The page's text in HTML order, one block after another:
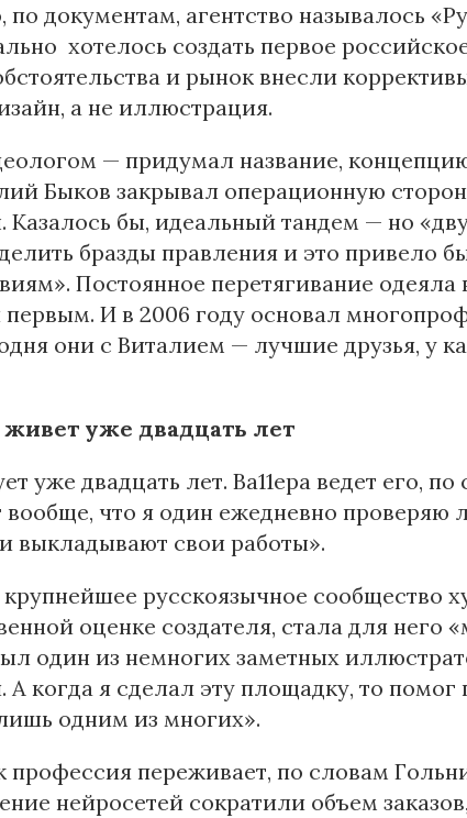
документам, агентство называлось
хотелось создать первое
и рынок внесли
а не иллюстрация.
— придумал название,
Быков закрывал операционную
Казалось бы, идеальный тандем — но
бразды правления и это привело
Постоянное перетягивание одеяла
И в 2006 году основал
они с Виталием — лучшие друзья, у
уже двадцать лет
уже двадцать лет. Ва11ера ведет его, по
что я один ежедневно проверяю
выкладывают свои работы».
русскоязычное сообщество
оценке создателя, стала для него
один из немногих заметных
когда я сделал эту площадку, то помог
одним из многих».
переживает, по словам
нейросетей сократили объем